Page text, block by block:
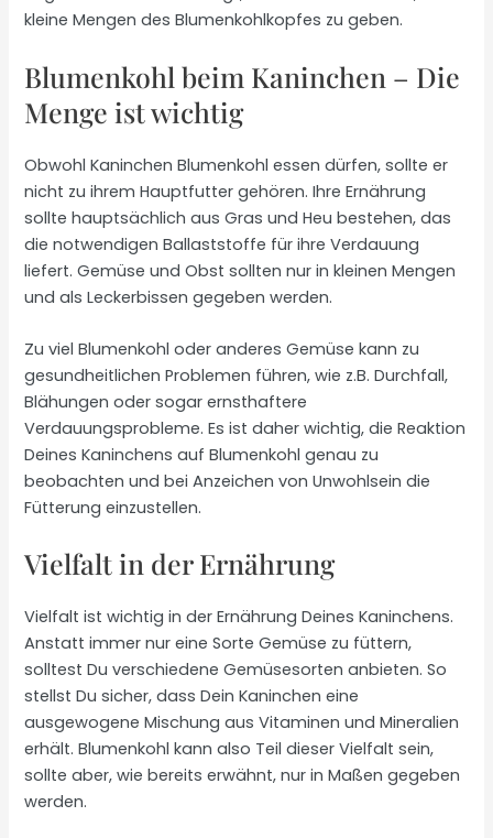
kleine Mengen des Blumenkohlkopfes zu geben.
Blumenkohl beim Kaninchen – Die
Menge ist wichtig
Obwohl Kaninchen Blumenkohl essen dürfen, sollte er
nicht zu ihrem Hauptfutter gehören. Ihre Ernährung
sollte hauptsächlich aus Gras und Heu bestehen, das
die notwendigen Ballaststoffe für ihre Verdauung
liefert. Gemüse und Obst sollten nur in kleinen Mengen
und als Leckerbissen gegeben werden.
Zu viel Blumenkohl oder anderes Gemüse kann zu
gesundheitlichen Problemen führen, wie z.B. Durchfall,
Blähungen oder sogar ernsthaftere
Verdauungsprobleme. Es ist daher wichtig, die Reaktion
Deines Kaninchens auf Blumenkohl genau zu
beobachten und bei Anzeichen von Unwohlsein die
Fütterung einzustellen.
Vielfalt in der Ernährung
Vielfalt ist wichtig in der Ernährung Deines Kaninchens.
Anstatt immer nur eine Sorte Gemüse zu füttern,
solltest Du verschiedene Gemüsesorten anbieten. So
stellst Du sicher, dass Dein Kaninchen eine
ausgewogene Mischung aus Vitaminen und Mineralien
erhält. Blumenkohl kann also Teil dieser Vielfalt sein,
sollte aber, wie bereits erwähnt, nur in Maßen gegeben
werden.